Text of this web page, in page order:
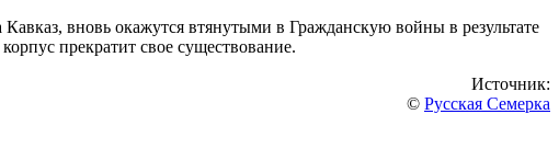
вновь окажутся втянутыми в Гражданскую войны в результате
прекратит свое существование.
Источник:
© Русская Семерка